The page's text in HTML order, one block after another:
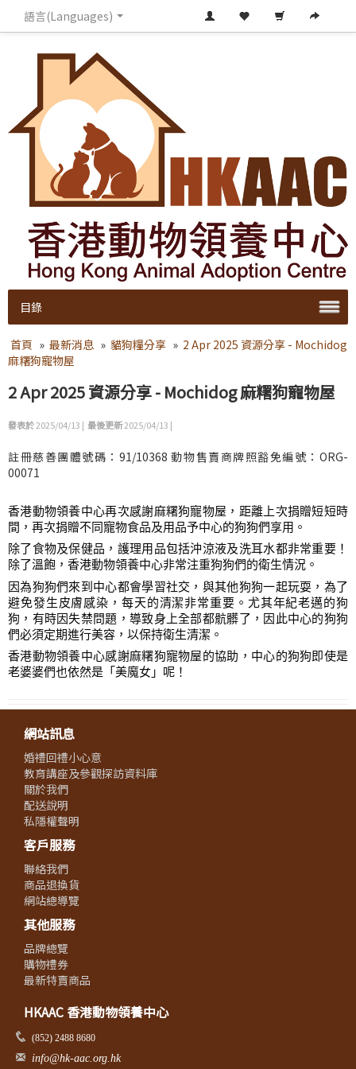
語言(Languages)
目錄
首頁 » 最新消息 » 貓狗糧分享 » 2 Apr 2025 資源分享 - Mochidog
麻糬狗寵物屋
2 Apr 2025 資源分享 - Mochidog 麻糬狗寵物屋
發表於2025/04/13 | 最後更新2025/04/13 |
註冊慈善團體號碼：91/10368 動物售賣商牌照豁免編號：ORG-
00071
香港動物領養中心再次感謝麻糬狗寵物屋，距離上次捐贈短短時
間，再次捐贈不同寵物食品及用品予中心的狗狗們享用。
除了食物及保健品，護理用品包括沖涼液及洗耳水都非常重要！
除了溫飽，香港動物領養中心非常注重狗狗們的衛生情況。
因為狗狗們來到中心都會學習社交，與其他狗狗一起玩耍，為了
避免發生皮膚感染，每天的清潔非常重要。尤其年紀老邁的狗
狗，有時因失禁問題，導致身上全部都骯髒了，因此中心的狗狗
們必須定期進行美容，以保持衛生清潔。
香港動物領養中心感謝麻糬狗寵物屋的協助，中心的狗狗即使是
老婆婆們也依然是「美魔女」呢！
網站訊息
婚禮回禮小心意
教育講座及參觀探訪資料庫
關於我們
配送說明
私隱權聲明
客戶服務
聯絡我們
商品退換貨
網站總導覽
其他服務
品牌總覽
購物禮券
最新特賣商品
HKAAC 香港動物領養中心
(852) 2488 8680
info@hk-aac.org.hk